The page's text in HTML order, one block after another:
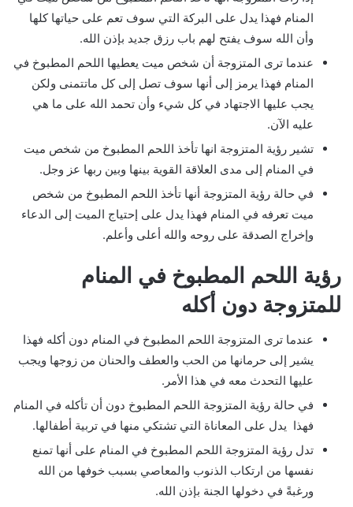
المنام فهذا يدل على البركة التي سوف تعم على حياتها كلها
وأن الله سوف يفتح لهم باب رزق جديد بإذن الله.
عندما ترى المتزوجة أن شخص ميت يعطيها اللحم المطبوخ في
المنام فهذا يرمز إلى أنها سوف تصل إلى كل ماتتمنى ولكن
يجب عليها الاجتهاد في كل شيء وأن تحمد الله على ما هي
عليه الآن.
تشير رؤية المتزوجة انها تأخذ اللحم المطبوخ من شخص ميت
في المنام إلى مدى العلاقة القوية بينها وبين ربها عز وجل.
في حالة رؤية المتزوجة أنها تأخذ اللحم المطبوخ من شخص
ميت تعرفه في المنام فهذا يدل على إحتياج الميت إلى الدعاء
وإخراج الصدقة على روحه والله أعلى وأعلم.
رؤية اللحم المطبوخ في المنام
للمتزوجة دون أكله
عندما ترى المتزوجة اللحم المطبوخ في المنام دون أكله فهذا
يشير إلى حرمانها من الحب والعطف والحنان من زوجها ويجب
عليها التحدث معه في هذا الأمر.
في حالة رؤية المتزوجة اللحم المطبوخ دون أن تأكله في المنام
فهذا يدل على المعاناة التي تشتكي منها في تربية أطفالها.
تدل رؤية المتزوجة اللحم المطبوخ في المنام على أنها تمنع
نفسها من ارتكاب الذنوب والمعاصي بسبب خوفها من الله
ورغبةً في دخولها الجنة بإذن الله.